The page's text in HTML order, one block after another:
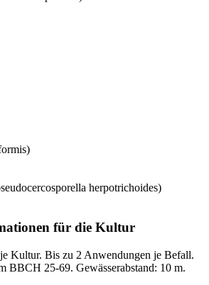
herpotrichoides)
für die Kultur
Kultur. Bis zu 2 Anwendungen je Befall.
BBCH 25-69. Gewässerabstand: 10 m.